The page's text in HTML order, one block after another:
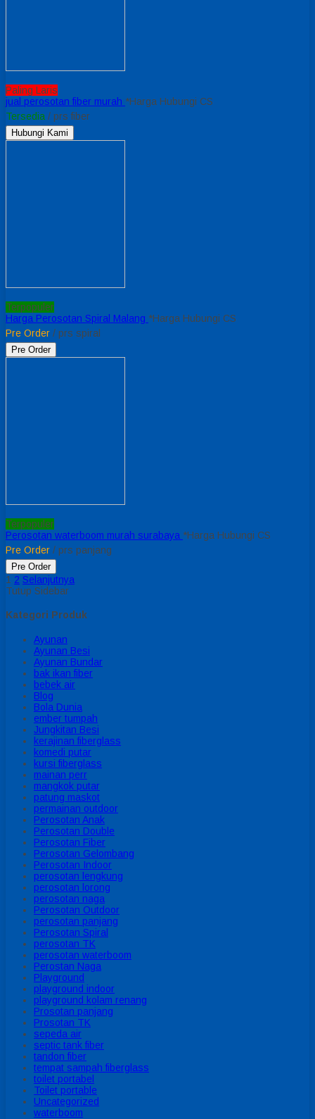
Paling Laris
jual perosotan fiber murah *Harga Hubungi CS
Tersedia / prs fiber
Hubungi Kami
Terpopuler
Harga Perosotan Spiral Malang *Harga Hubungi CS
Pre Order / prs spiral
Pre Order
Terpopuler
Perosotan waterboom murah surabaya *Harga Hubungi CS
Pre Order / prs panjang
Pre Order
1 2 Selanjutnya
Tutup Sidebar
Kategori Produk
Ayunan
Ayunan Besi
Ayunan Bundar
bak ikan fiber
bebek air
Blog
Bola Dunia
ember tumpah
Jungkitan Besi
kerajinan fiberglass
komedi putar
kursi fiberglass
mainan perr
mangkok putar
patung maskot
permainan outdoor
Perosotan Anak
Perosotan Double
Perosotan Fiber
Perosotan Gelombang
Perosotan Indoor
perosotan lengkung
perosotan lorong
perosotan naga
Perosotan Outdoor
perosotan panjang
Perosotan Spiral
perosotan TK
perosotan waterboom
Perostan Naga
Playground
playground indoor
playground kolam renang
Prosotan panjang
Prosotan TK
sepeda air
septic tank fiber
tandon fiber
tempat sampah fiberglass
toilet portabel
Toilet portable
Uncategorized
waterboom